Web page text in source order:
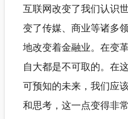
互联网改变了我们认识
变了传媒、商业等诸多
地改变着金融业。在变
自大都是不可取的。在
可预知的未来，我们应
和思考，这一点变得非